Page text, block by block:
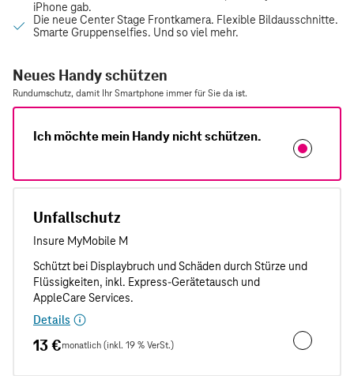
Neues Handy schützen
Rundumschutz, damit Ihr Smartphone immer für Sie da ist.
Ich möchte mein Handy nicht schützen.
Unfallschutz
Details
13 €monatlich (inkl. 19 % VerSt.)